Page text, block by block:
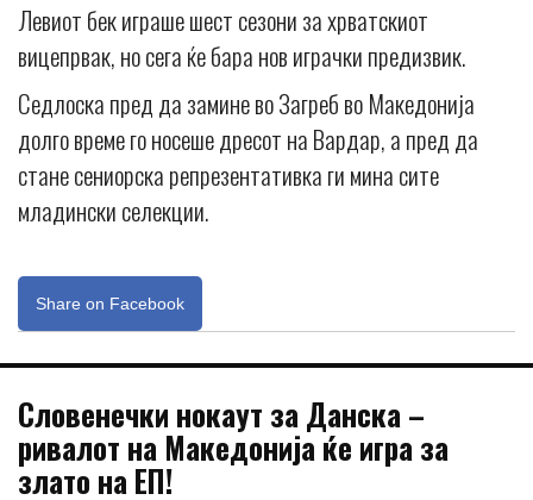
Левиот бек играше шест сезони за хрватскиот
вицепрвак, но сега ќе бара нов играчки предизвик.
Седлоска пред да замине во Загреб во Македонија
долго време го носеше дресот на Вардар, а пред да
стане сениорска репрезентативка ги мина сите
младински селекции.
Share on Facebook
Словенечки нокаут за Данска –
ривалот на Македонија ќе игра за
злато на ЕП!